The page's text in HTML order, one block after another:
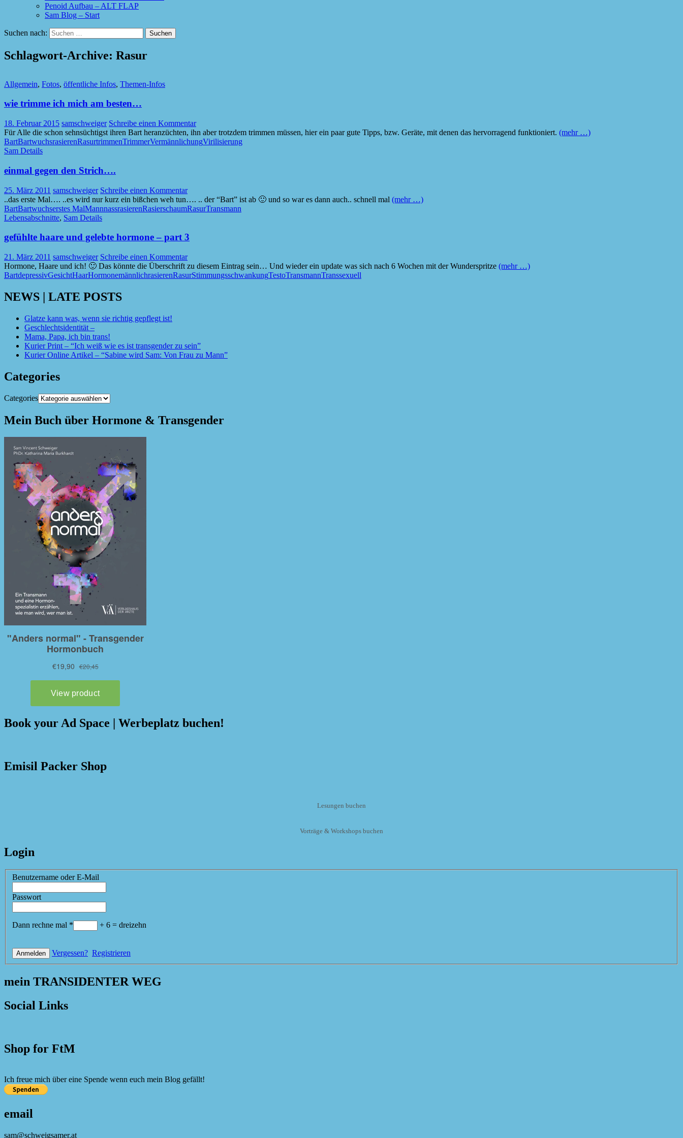
Penoid Aufbau – ALT FLAP
Sam Blog – Start
Suchen nach:
Schlagwort-Archive: Rasur
Allgemein, Fotos, öffentliche Infos, Themen-Infos
wie trimme ich mich am besten…
18. Februar 2015 samschweiger Schreibe einen Kommentar
Für Alle die schon sehnsüchtigst ihren Bart heranzüchten, ihn aber trotzdem trimmen müssen, hier ein paar gute Tipps, bzw. Geräte, mit denen das hervorragend funktioniert. (mehr …)
BartBartwuchsrasierenRasurtrimmenTrimmerVermännlichungVirilisierung
Sam Details
einmal gegen den Strich….
25. März 2011 samschweiger Schreibe einen Kommentar
..das erste Mal…. ..es wird nur kurz ein bißchen weh tun…. .. der “Bart” ist ab 🙂 und so war es dann auch.. schnell mal (mehr …)
BartBartwuchserstes MalMannnassrasierenRasierschaumRasurTransmann
Lebensabschnitte, Sam Details
gefühlte haare und gelebte hormone – part 3
21. März 2011 samschweiger Schreibe einen Kommentar
Hormone, Haare und ich! 🙂 Das könnte die Überschrift zu diesem Eintrag sein… Und wieder ein update was sich nach 6 Wochen mit der Wunderspritze (mehr …)
BartdepressivGesichtHaarHormonemännlichrasierenRasurStimmungsschwankungTestoTransmannTranssexuell
NEWS | LATE POSTS
Glatze kann was, wenn sie richtig gepflegt ist!
Geschlechtsidentität –
Mama, Papa, ich bin trans!
Kurier Print – “Ich weiß wie es ist transgender zu sein”
Kurier Online Artikel – “Sabine wird Sam: Von Frau zu Mann”
Categories
Categories
Mein Buch über Hormone & Transgender
Book your Ad Space | Werbeplatz buchen!
Emisil Packer Shop
Lesungen buchen
Vorträge & Workshops buchen
Login
Benutzername oder E-Mail
Passwort
Dann rechne mal * + 6 = dreizehn
Vergessen? Registrieren
mein TRANSIDENTER WEG
Social Links
Shop for FtM
Ich freue mich über eine Spende wenn euch mein Blog gefällt!
email
sam@schweigsamer.at